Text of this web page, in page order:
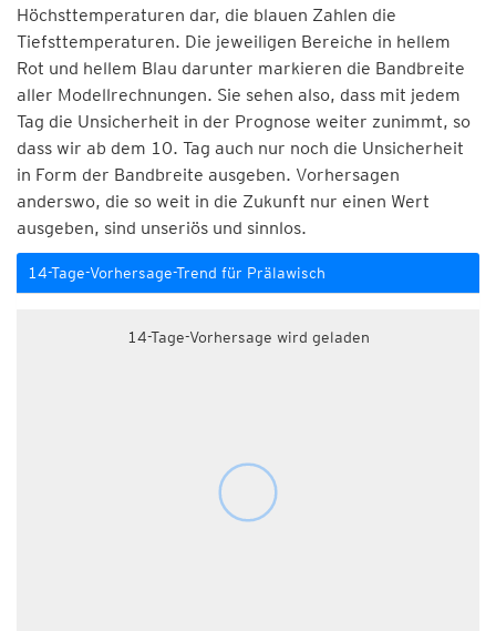
Höchsttemperaturen dar, die blauen Zahlen die
Tiefsttemperaturen. Die jeweiligen Bereiche in hellem
Rot und hellem Blau darunter markieren die Bandbreite
aller Modellrechnungen. Sie sehen also, dass mit jedem
Tag die Unsicherheit in der Prognose weiter zunimmt, so
dass wir ab dem 10. Tag auch nur noch die Unsicherheit
in Form der Bandbreite ausgeben. Vorhersagen
anderswo, die so weit in die Zukunft nur einen Wert
ausgeben, sind unseriös und sinnlos.
14-Tage-Vorhersage-Trend für Prälawisch
14-Tage-Vorhersage wird geladen